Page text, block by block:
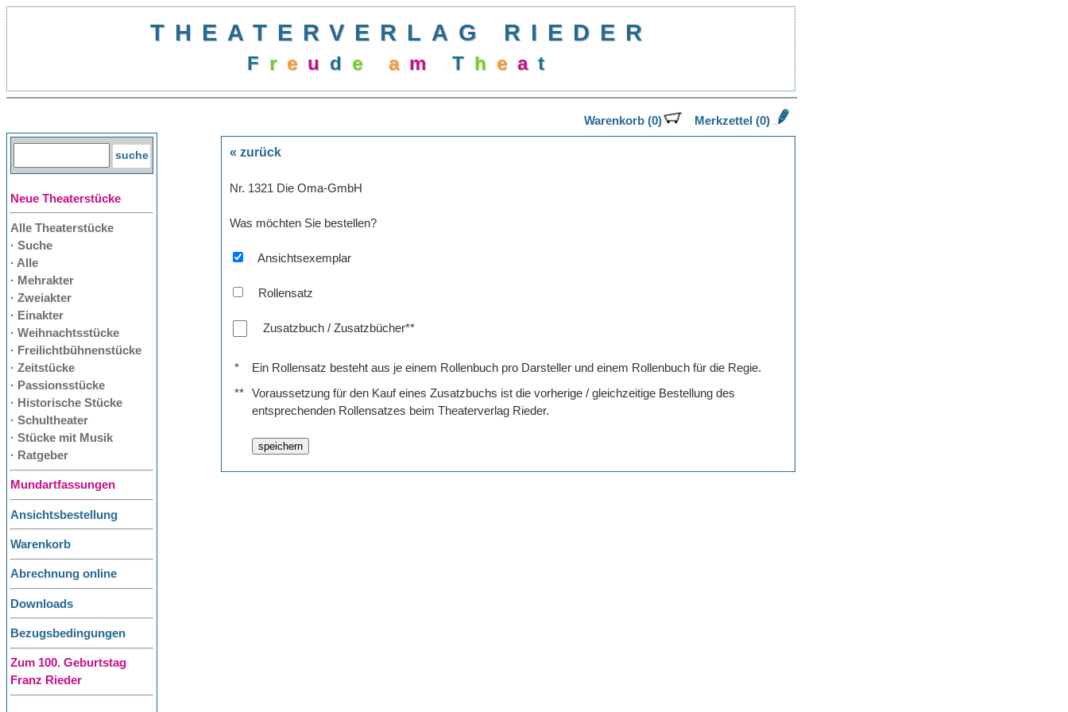
THEATERVERLAG RIEDER
F r e u d e a m T h e a t
Neue Theaterstücke
Alle Theaterstücke
· Suche
· Alle
· Mehrakter
· Zweiakter
· Einakter
· Weihnachtsstücke
· Freilichtbühnenstücke
· Zeitstücke
· Passionsstücke
· Historische Stücke
· Schultheater
· Stücke mit Musik
· Ratgeber
Mundartfassungen
Ansichtsbestellung
Warenkorb
Abrechnung online
Downloads
Bezugsbedingungen
Zum 100. Geburtstag
Franz Rieder
Warenkorb (0) Merkzettel (0)
« zurück
Nr. 1321 Die Oma-GmbH
Was möchten Sie bestellen?
Ansichtsexemplar
Rollensatz
Zusatzbuch / Zusatzbücher**
*
Ein Rollensatz besteht aus je einem Rollenbuch pro Darsteller und einem Rollenbuch für die Regie.
**
Voraussetzung für den Kauf eines Zusatzbuchs ist die vorherige / gleichzeitige Bestellung des
entsprechenden Rollensatzes beim Theaterverlag Rieder.